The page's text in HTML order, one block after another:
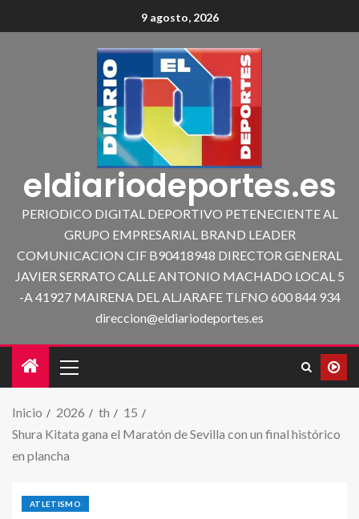
9 agosto, 2026
eldiariodeportes.es
PERIODICO DIGITAL DEPORTIVO PETENECIENTE AL
GRUPO EMPRESARIAL BRAND LEADER
COMUNICACION CIF B90418948 DIRECTOR GENERAL
JAVIER SERRATO CALLE ANTONIO MACHADO LOCAL 5
-A 41927 MAIRENA DEL ALJARAFE TLFNO 600 844 934
direccion@eldiariodeportes.es
Inicio 2026 th
15
Shura Kitata gana el Maratón de Sevilla con un final histórico
en plancha
ATLETISMO